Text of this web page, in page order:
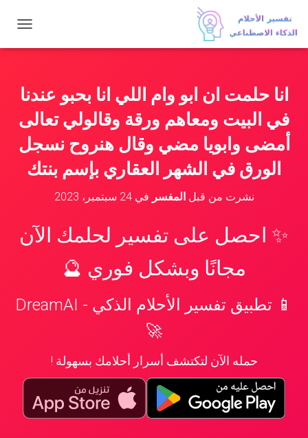
ب
ل
ا
ت
ق
انا حلمت ان ابو وام اللي انا بحبو عندنا
في البيت ومعاهم ورقة وقالولي تعالى
أمضى وابويا مضي وقال هنروح نسجل
الورق في الشهر العقاري بإسم بنتك
نشرت من قبلالمفسر في24 سبتمبر، 2023
✨ احصل على تفسير لحلمك الآن
مجانًا وبشكل فوري 🔮
📱 تطبيق تفسير الأحلام الذكي - DreamAI
🚀
حمله الآن لتكتشف أسرار أحلامك بسهولة !